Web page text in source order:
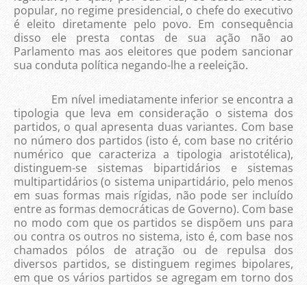
popular, no regime presidencial, o chefe do executivo
é eleito diretamente pelo povo. Em consequência
disso ele presta contas de sua ação não ao
Parlamento mas aos eleitores que podem sancionar
sua conduta política negando-lhe a reeleição.
Em nível imediatamente inferior se encontra a
tipologia que leva em consideração o sistema dos
partidos, o qual apresenta duas variantes. Com base
no número dos partidos (isto é, com base no critério
numérico que caracteriza a tipologia aristotélica),
distinguem-se sistemas bipartidários e sistemas
multipartidários (o sistema unipartidário, pelo menos
em suas formas mais rígidas, não pode ser incluído
entre as formas democráticas de Governo). Com base
no modo com que os partidos se dispõem uns para
ou contra os outros no sistema, isto é, com base nos
chamados pólos de atração ou de repulsa dos
diversos partidos, se distinguem regimes bipolares,
em que os vários partidos se agregam em torno dos